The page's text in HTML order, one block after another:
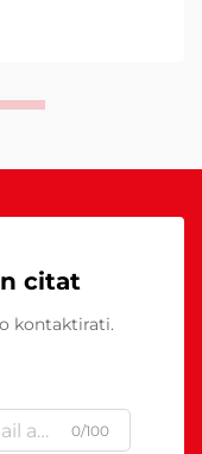
citat
kontaktirati.
0/100